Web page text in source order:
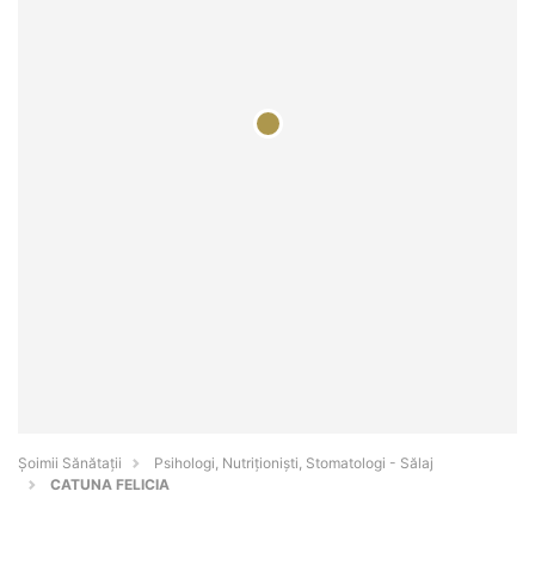
Şoimii Sănătații
Psihologi, Nutriționiști, Stomatologi - Sălaj
CATUNA FELICIA